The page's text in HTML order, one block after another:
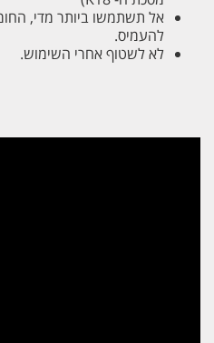
אל תשתמשו ביותר מדי,
להעמיס.
לא לשטוף אחרי השימוש.